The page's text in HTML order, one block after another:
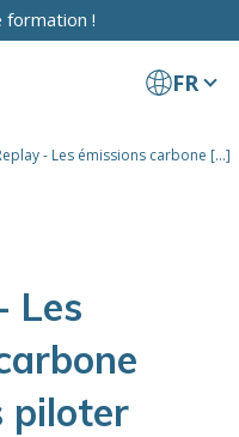
formation !
FR
- Les émissions carbone [...]
Les
piloter